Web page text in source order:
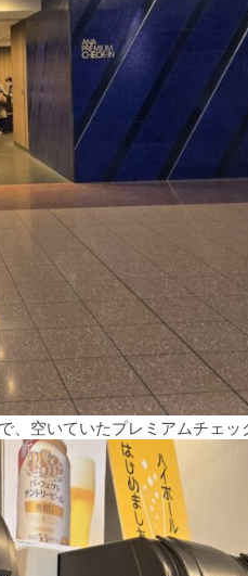
、空いていたプレミアムチェ